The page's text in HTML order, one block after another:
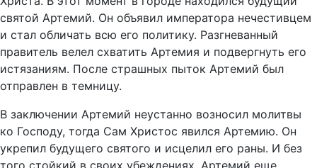
святой Артемий. Он объявил императора нечестивцем
и стал обличать всю его политику. Разгневанный
правитель велел схватить Артемия и подвергнуть его
истязаниям. После страшных пыток Артемий был
отправлен в темницу.
В заключении Артемий неустанно возносил молитвы
ко Господу, тогда Сам Христос явился Артемию. Он
укрепил будущего святого и исцелил его раны. И без